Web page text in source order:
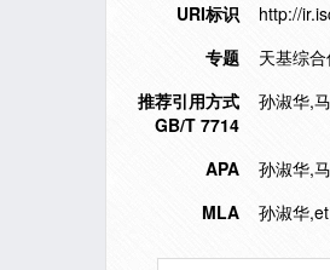
URI标识
http://
专题
天基综
推荐引用方式
GB/T 7714
孙淑华,
APA 孙淑华,
MLA
孙淑华